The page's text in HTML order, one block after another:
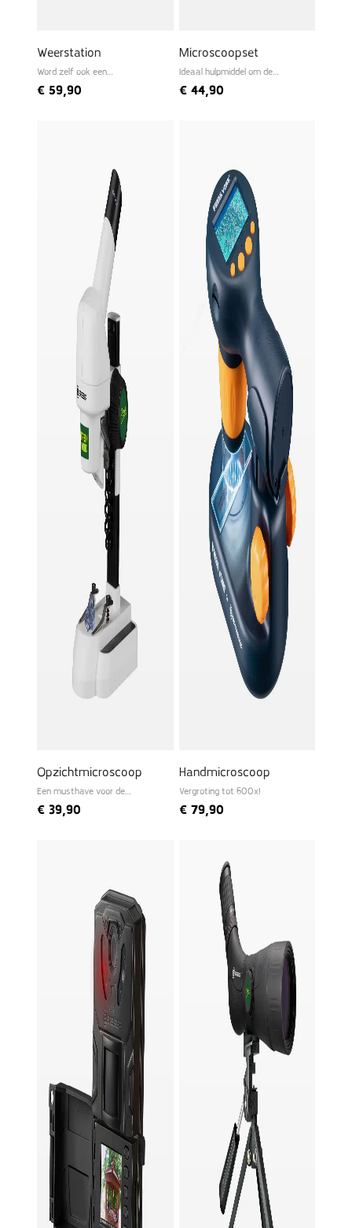
Weerstation
Word zelf ook een
€ 59,90
Microscoopset
Ideaal hulpmiddel om de
€44,90
Opzichtmicroscoop
Een musthave voor de
€ 39,90
Handmicroscoop
Vergroting tot 600x!
€79,90